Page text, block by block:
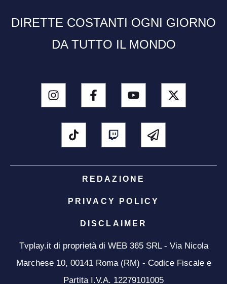
DIRETTE COSTANTI OGNI GIORNO
DA TUTTO IL MONDO
REDAZIONE
PRIVACY POLICY
DISCLAIMER
Tvplay.it di proprietà di WEB 365 SRL - Via Nicola
Marchese 10, 00141 Roma (RM) - Codice Fiscale e
Partita I.V.A. 12279101005